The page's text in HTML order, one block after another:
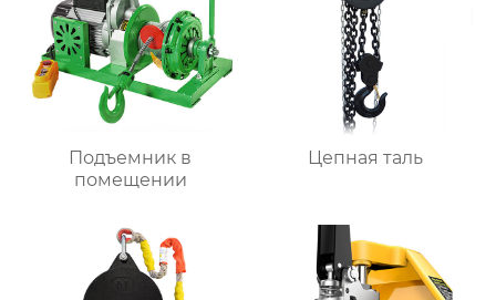
Подъемник в
помещении
Цепная таль